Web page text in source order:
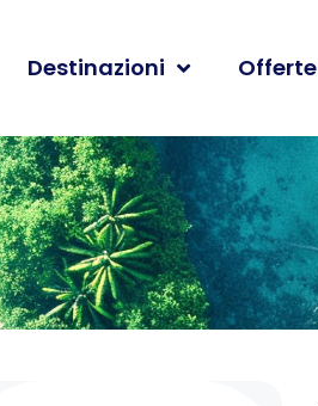
Destinazioni Offerte